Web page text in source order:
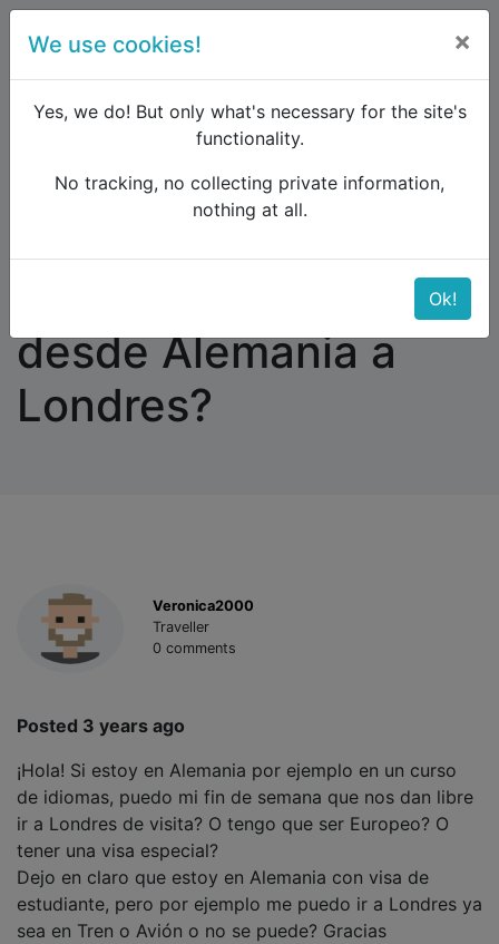
Forum
UK and Ireland
Se puede viajar desde Alemania a Londres?
desde Alemania a
Londres?
Veronica2000
Traveller
0 comments
Posted 3 years ago
¡Hola! Si estoy en Alemania por ejemplo en un curso
de idiomas, puedo mi fin de semana que nos dan libre
ir a Londres de visita? O tengo que ser Europeo? O
tener una visa especial?
Dejo en claro que estoy en Alemania con visa de
estudiante, pero por ejemplo me puedo ir a Londres ya
sea en Tren o Avión o no se puede? Gracias
We use cookies! ×
Yes, we do! But only what's necessary for the site's
functionality.
No tracking, no collecting private information,
nothing at all.
Ok!